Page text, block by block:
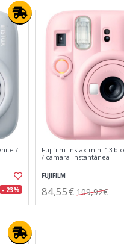
/
- 23%
Fujifilm instax mini 13
/ cámara instantánea
FUJIFILM
84,55€ 109,92€